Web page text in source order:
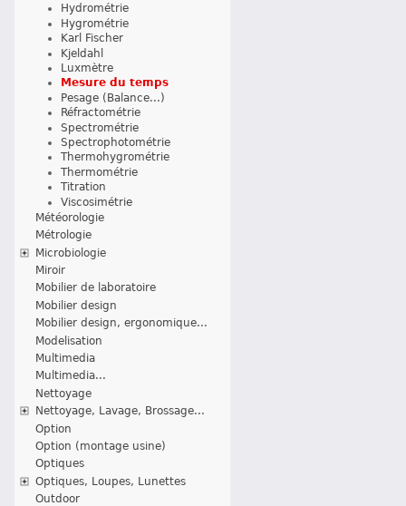
Hydrométrie
Hygrométrie
Karl Fischer
Kjeldahl
Luxmètre
Mesure du temps
Pesage (Balance...)
Réfractométrie
Spectrométrie
Spectrophotométrie
Thermohygrométrie
Thermométrie
Titration
Viscosimétrie
Météorologie
Métrologie
Microbiologie
Miroir
Mobilier de laboratoire
Mobilier design
Mobilier design, ergonomique...
Modelisation
Multimedia
Multimedia...
Nettoyage
Nettoyage, Lavage, Brossage...
Option
Option (montage usine)
Optiques
Optiques, Loupes, Lunettes
Outdoor